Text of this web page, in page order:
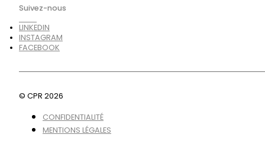
Suivez-nous
LINKEDIN
INSTAGRAM
FACEBOOK
© CPR 2026
CONFIDENTIALITÉ
MENTIONS LÉGALES